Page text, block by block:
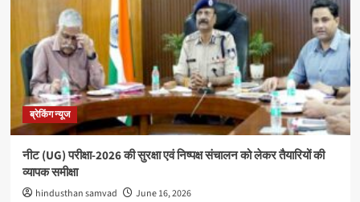
ब्रेकिंग न्यूज
नीट (UG) परीक्षा-2026 की सुरक्षा एवं निष्पक्ष संचालन को लेकर तैयारियों की
व्यापक समीक्षा
hindusthan samvad June 16, 2026